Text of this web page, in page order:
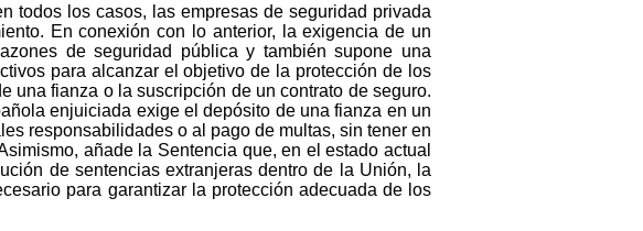
todos los casos, las empresas de seguridad privada
En conexión con lo anterior, la exigencia de un
de seguridad pública y también supone una
para alcanzar el objetivo de la protección de los
una fianza o la suscripción de un contrato de seguro.
enjuiciada exige el depósito de una fianza en un
responsabilidades o al pago de multas, sin tener en
añade la Sentencia que, en el estado actual
de sentencias extranjeras dentro de la Unión, la
para garantizar la protección adecuada de los